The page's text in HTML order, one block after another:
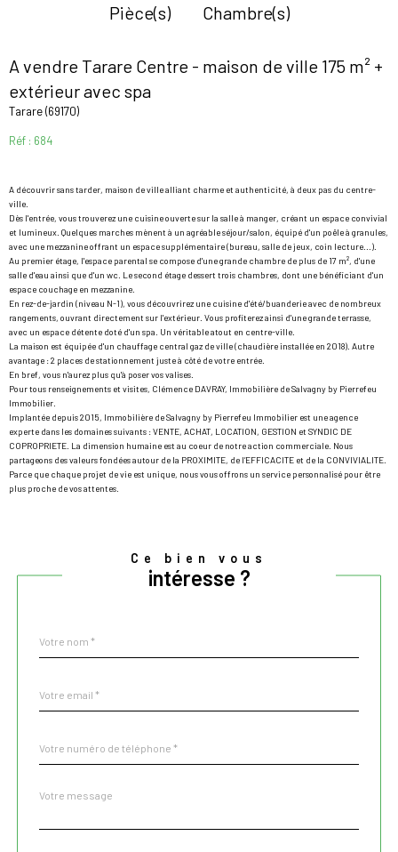
Pièce(s) Chambre(s)
A vendre Tarare Centre - maison de ville 175 m² +
extérieur avec spa
Tarare (69170)
Réf : 684
A découvrir sans tarder, maison de ville alliant charme et authenticité, à deux pas du centre-
ville.
Dès l'entrée, vous trouverez une cuisine ouverte sur la salle à manger, créant un espace convivial
et lumineux. Quelques marches mènent à un agréable séjour/salon, équipé d'un poêle à granules,
avec une mezzanine offrant un espace supplémentaire (bureau, salle de jeux, coin lecture...).
Au premier étage, l'espace parental se compose d'une grande chambre de plus de 17 m², d'une
salle d'eau ainsi que d'un wc. Le second étage dessert trois chambres, dont une bénéficiant d'un
espace couchage en mezzanine.
En rez-de-jardin (niveau N-1), vous découvrirez une cuisine d'été/buanderie avec de nombreux
rangements, ouvrant directement sur l'extérieur. Vous profiterez ainsi d'une grande terrasse,
avec un espace détente doté d'un spa. Un véritable atout en centre-ville.
La maison est équipée d'un chauffage central gaz de ville (chaudière installée en 2018). Autre
avantage : 2 places de stationnement juste à côté de votre entrée.
En bref, vous n'aurez plus qu'à poser vos valises.
Pour tous renseignements et visites, Clémence DAVRAY, Immobilière de Salvagny by Pierrefeu
Immobilier.
Implantée depuis 2015, Immobilière de Salvagny by Pierrefeu Immobilier est une agence
experte dans les domaines suivants : VENTE, ACHAT, LOCATION, GESTION et SYNDIC DE
COPROPRIETE. La dimension humaine est au coeur de notre action commerciale. Nous
partageons des valeurs fondées autour de la PROXIMITE, de l’EFFICACITE et de la CONVIVIALITE.
Parce que chaque projet de vie est unique, nous vous offrons un service personnalisé pour être
plus proche de vos attentes.
Ce bien vous
intéresse ?
par
*
*
*
Fieldset
Message
*